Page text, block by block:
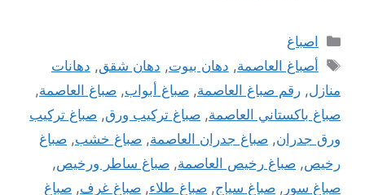
التصنيفات
اصباغ
الوسوم
أصباغ العاصمة, دهان بيوت, دهان شقق, دهانات
منازل, رقم صباغ العاصمة, صباغ أبواب, صباغ العاصمة,
صباغ باكستاني العاصمة, صباغ تركيب ورق, صباغ تركيب
ورق جدران, صباغ جدران العاصمة, صباغ خشب, صباغ
رخيص, صباغ رخيص العاصمة, صباغ ساطر ورخيص,
صباغ سور , صباغ سياج, صباغ طلاء, صباغ غرف, صباغ